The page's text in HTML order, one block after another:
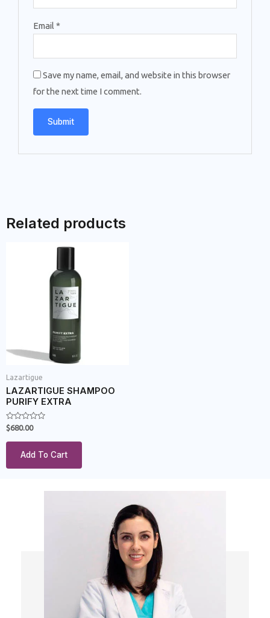
Email*
Save my name, email, and website in this browser
for the next time I comment.
Related products
Lazartigue
LAZARTIGUE SHAMPOO
PURIFY EXTRA
Rated
0
out
$680.00
Add To Cart